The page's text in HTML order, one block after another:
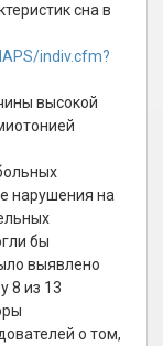
сна в
indiv.cfm?
высокой
нарушения на
бы
выявлено
8 из 13
о том,